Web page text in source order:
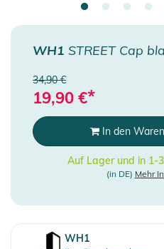
WH1 STREET Cap
34,90 €
19,90 €*
In den
Auf Lager und in 1-
(in DE) Mehr
WH1